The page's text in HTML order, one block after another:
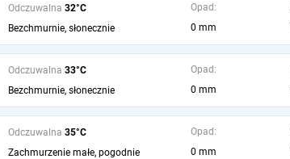
Odczuwalna 32°C
Bezchmurnie, słonecznie
Opad:
0 mm
Odczuwalna 33°C
Bezchmurnie, słonecznie
Opad:
0 mm
Odczuwalna 35°C
Zachmurzenie małe, pogodnie
Opad:
0 mm